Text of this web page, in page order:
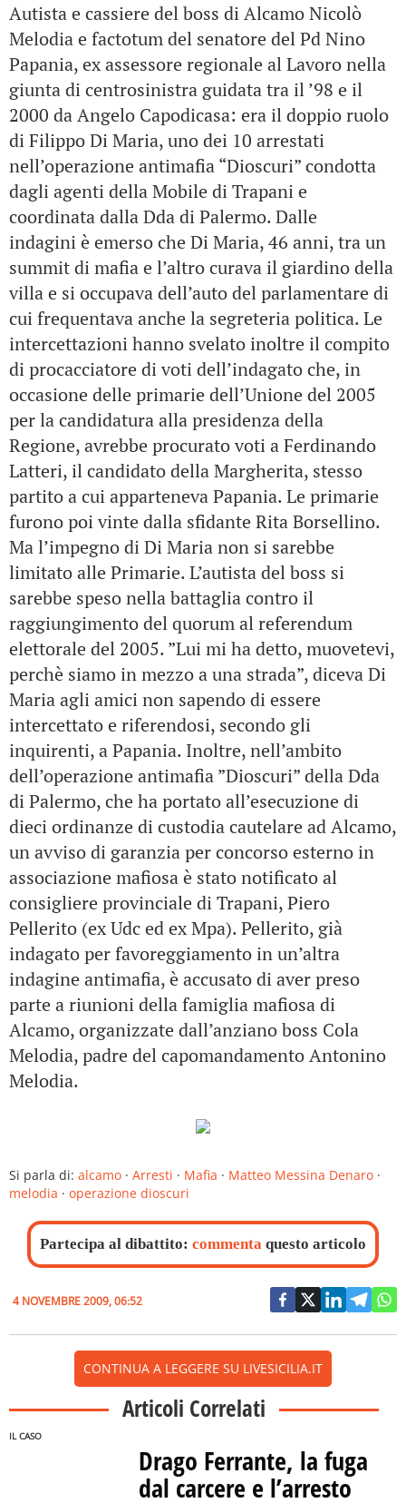
Autista e cassiere del boss di Alcamo Nicolò
Melodia e factotum del senatore del Pd Nino
Papania, ex assessore regionale al Lavoro nella
giunta di centrosinistra guidata tra il ’98 e il
2000 da Angelo Capodicasa: era il doppio ruolo
di Filippo Di Maria, uno dei 10 arrestati
nell’operazione antimafia “Dioscuri” condotta
dagli agenti della Mobile di Trapani e
coordinata dalla Dda di Palermo. Dalle
indagini è emerso che Di Maria, 46 anni, tra un
summit di mafia e l’altro curava il giardino della
villa e si occupava dell’auto del parlamentare di
cui frequentava anche la segreteria politica. Le
intercettazioni hanno svelato inoltre il compito
di procacciatore di voti dell’indagato che, in
occasione delle primarie dell’Unione del 2005
per la candidatura alla presidenza della
Regione, avrebbe procurato voti a Ferdinando
Latteri, il candidato della Margherita, stesso
partito a cui apparteneva Papania. Le primarie
furono poi vinte dalla sfidante Rita Borsellino.
Ma l’impegno di Di Maria non si sarebbe
limitato alle Primarie. L’autista del boss si
sarebbe speso nella battaglia contro il
raggiungimento del quorum al referendum
elettorale del 2005. ”Lui mi ha detto, muovetevi,
perchè siamo in mezzo a una strada”, diceva Di
Maria agli amici non sapendo di essere
intercettato e riferendosi, secondo gli
inquirenti, a Papania. Inoltre, nell’ambito
dell’operazione antimafia ”Dioscuri” della Dda
di Palermo, che ha portato all’esecuzione di
dieci ordinanze di custodia cautelare ad Alcamo,
un avviso di garanzia per concorso esterno in
associazione mafiosa è stato notificato al
consigliere provinciale di Trapani, Piero
Pellerito (ex Udc ed ex Mpa). Pellerito, già
indagato per favoreggiamento in un’altra
indagine antimafia, è accusato di aver preso
parte a riunioni della famiglia mafiosa di
Alcamo, organizzate dall’anziano boss Cola
Melodia, padre del capomandamento Antonino
Melodia.
Si parla di: alcamo · Arresti · Mafia · Matteo Messina Denaro ·
melodia · operazione dioscuri
Partecipa al dibattito: commenta questo articolo
4 NOVEMBRE 2009, 06:52
CONTINUA A LEGGERE SU LIVESICILIA.IT
Articoli Correlati
IL CASO
Drago Ferrante, la fuga
dal carcere e l’arresto